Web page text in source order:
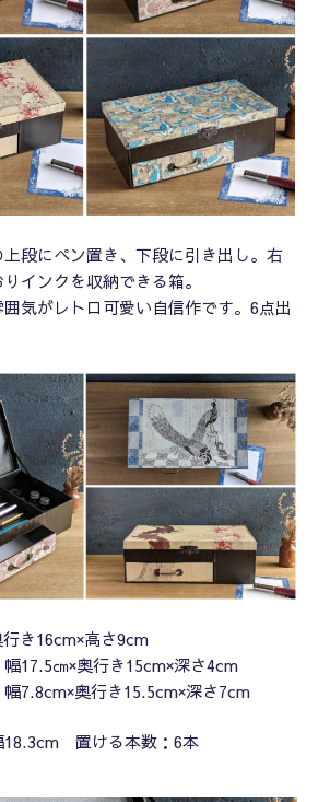
段にペン置き、下段に引き出し。右
インクを収納できる箱。
気がレトロ可愛い自信作です。6点出
き16cm×高さ9cm
17.5㎝×奥行き15cm×深さ4cm
7.8cm×奥行き15.5cm×深さ7cm
18.3cm 置ける本数：6本